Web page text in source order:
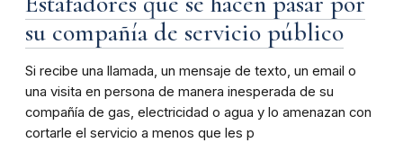
su compañía de servicio público
Si recibe una llamada, un mensaje de texto, un email o
una visita en persona de manera inesperada de su
compañía de gas, electricidad o agua y lo amenazan con
cortarle el servicio a menos que les p